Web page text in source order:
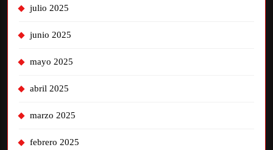
julio 2025
junio 2025
mayo 2025
abril 2025
marzo 2025
febrero 2025